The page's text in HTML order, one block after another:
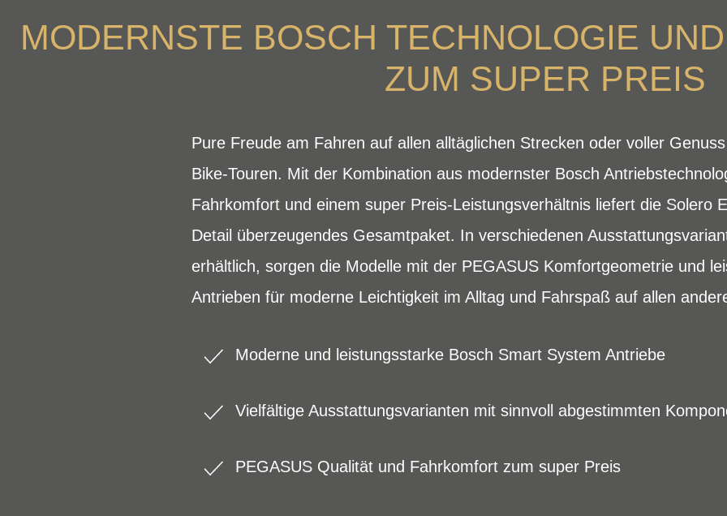
MODERNSTE BOSCH TECHNOLOGIE
ZUM SUPER PREIS
Pure Freude am Fahren auf allen alltäglichen Strecken oder voller
Bike-Touren. Mit der Kombination aus modernster Bosch
Fahrkomfort und einem super Preis-Leistungsverhältnis liefert die Solero
Detail überzeugendes Gesamtpaket. In verschiedenen
erhältlich, sorgen die Modelle mit der PEGASUS Komfortgeometrie und
Antrieben für moderne Leichtigkeit im Alltag und Fahrspaß auf allen
Moderne und leistungsstarke Bosch Smart System Antriebe
Vielfältige Ausstattungsvarianten mit sinnvoll abgestimmten
PEGASUS Qualität und Fahrkomfort zum super Preis